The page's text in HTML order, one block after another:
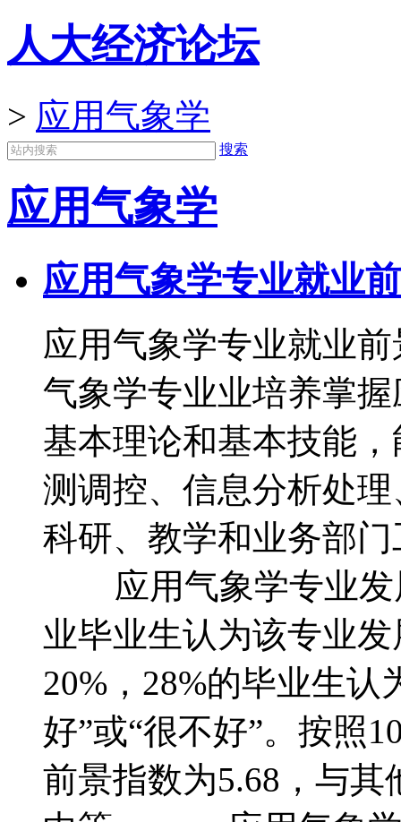
人大经济论坛
> 应用气象学
搜索
应用气象学
应用气象学专业就业
应用气象学专业就
气象学专业业培养掌
基本理论和基本技能
测调控、信息分析处
科研、教学和业务部
应用气象学专业
业毕业生认为该专业
20%，28%的毕业生认
好”或“很不好”。按照
前景指数为5.68，与